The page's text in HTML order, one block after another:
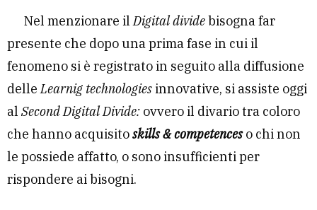
Nel menzionare ilDigital dividebisogna far
presente che dopo una prima fase in cui il
fenomeno si è registrato in seguito alla diffusione
delleLearnig technologiesinnovative, si assiste oggi
al Second Digital Divide: ovvero il divario tra coloro
che hanno acquisitoskills & competenceso chi non
le possiede affatto, o sono insufficienti per
rispondere ai bisogni.